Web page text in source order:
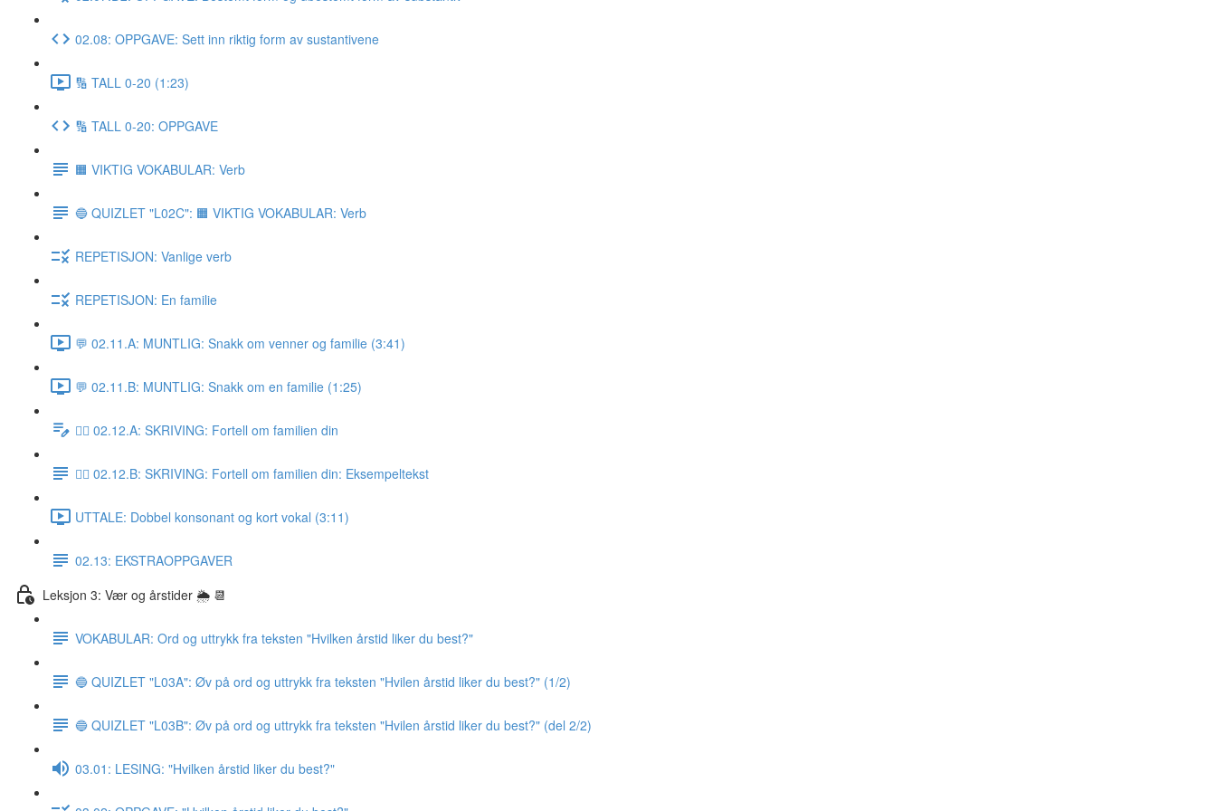
02.08: OPPGAVE: Sett inn riktig form av sustantivene
🔢 TALL 0-20 (1:23)
🔢 TALL 0-20: OPPGAVE
🟧 VIKTIG VOKABULAR: Verb
🔵 QUIZLET "L02C": 🟧 VIKTIG VOKABULAR: Verb
REPETISJON: Vanlige verb
REPETISJON: En familie
💬 02.11.A: MUNTLIG: Snakk om venner og familie (3:41)
💬 02.11.B: MUNTLIG: Snakk om en familie (1:25)
✍🏼 02.12.A: SKRIVING: Fortell om familien din
✍🏼 02.12.B: SKRIVING: Fortell om familien din: Eksempeltekst
UTTALE: Dobbel konsonant og kort vokal (3:11)
02.13: EKSTRAOPPGAVER
Leksjon 3: Vær og årstider 🌦 📆
VOKABULAR: Ord og uttrykk fra teksten "Hvilken årstid liker du best?"
🔵 QUIZLET "L03A": Øv på ord og uttrykk fra teksten "Hvilen årstid liker du best?" (1/2)
🔵 QUIZLET "L03B": Øv på ord og uttrykk fra teksten "Hvilen årstid liker du best?" (del 2/2)
03.01: LESING: "Hvilken årstid liker du best?"